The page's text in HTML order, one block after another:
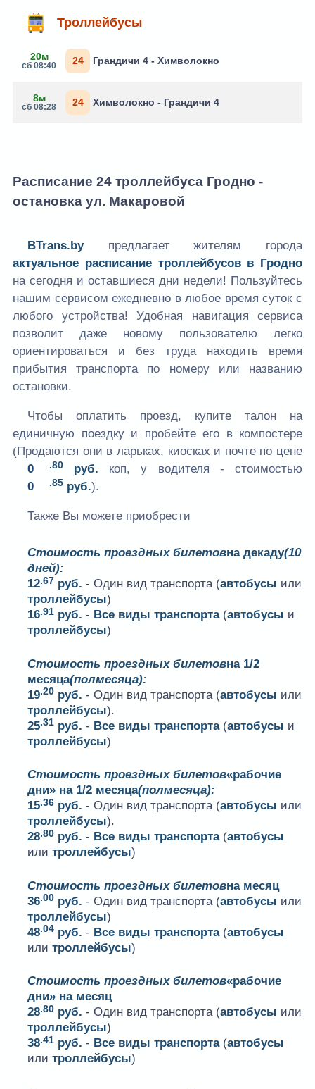
Троллейбусы
20м
сб 08:40 24 Грандичи 4 - Химволокно
8м
сб 08:28 24 Химволокно - Грандичи 4
Расписание 24 троллейбуса Гродно -
остановка ул. Макаровой
BTrans.byпредлагает жителям города
актуальное расписание троллейбусов в Гродно
на сегодня и оставшиеся дни недели! Пользуйтесь
нашим сервисом ежедневно в любое время суток с
любого устройства! Удобная навигация сервиса
позволит даже новому пользователю легко
ориентироваться и без труда находить время
прибытия транспорта по номеру или названию
остановки.
Чтобы оплатить проезд, купите талон на
единичную поездку и пробейте его в компостере
(Продаются они в ларьках, киосках и почте по цене
0
.80руб. коп, у водителя - стоимостью
0
.85руб.).
Также Вы можете приобрести
Стоимость проездных билетовна декаду(10
дней):
12.67 руб. - Один вид транспорта (автобусы или
троллейбусы)
16.91 руб. - Все виды транспорта(автобусы и
троллейбусы)
Стоимость проездных билетовна 1/2
месяца(полмесяца):
19.20 руб. - Один вид транспорта (автобусы или
троллейбусы).
25.31 руб. - Все виды транспорта(автобусы и
троллейбусы)
Стоимость проездных билетов«рабочие
дни» на 1/2 месяца(полмесяца):
15.36 руб. - Один вид транспорта (автобусы или
троллейбусы).
28.80 руб. - Все виды транспорта(автобусы
илитроллейбусы)
Стоимость проездных билетовна месяц
36.00 руб. - Один вид транспорта (автобусы или
троллейбусы)
48.04 руб. - Все виды транспорта(автобусы
илитроллейбусы)
Стоимость проездных билетов«рабочие
дни» на месяц
28.80 руб. - Один вид транспорта (автобусы или
троллейбусы)
38.41 руб. - Все виды транспорта(автобусы
илитроллейбусы)